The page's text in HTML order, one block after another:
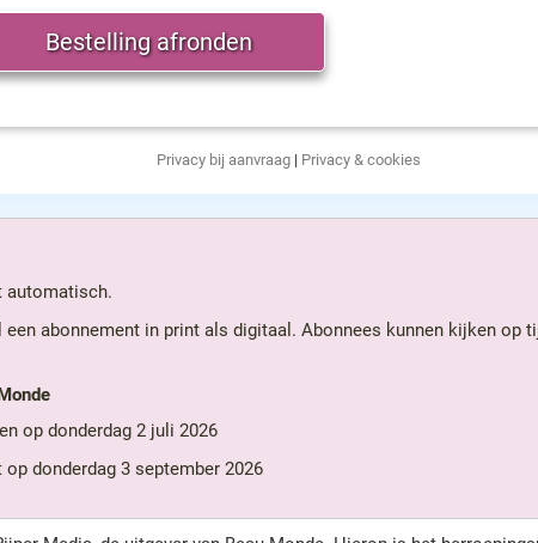
Privacy bij aanvraag| Privacy & cookies
automatisch.
abonnement in print als digitaal. Abonnees kunnen kijken
op donderdag 2 juli 2026
donderdag 3 september 2026